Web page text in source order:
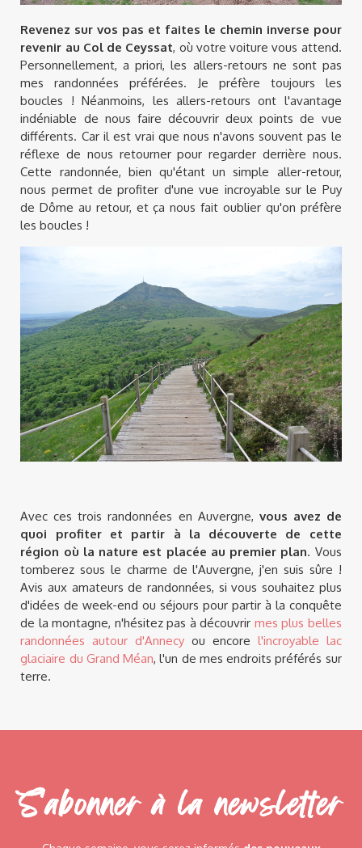
Revenez sur vos pas et faites le chemin inverse pour
revenir au Col de Ceyssat, où votre voiture vous attend.
Personnellement, a priori, les allers-retours ne sont pas
mes randonnées préférées. Je préfère toujours les
boucles ! Néanmoins, les allers-retours ont l'avantage
indéniable de nous faire découvrir deux points de vue
différents. Car il est vrai que nous n'avons souvent pas le
réflexe de nous retourner pour regarder derrière nous.
Cette randonnée, bien qu'étant un simple aller-retour,
nous permet de profiter d'une vue incroyable sur le Puy
de Dôme au retour, et ça nous fait oublier qu'on préfère
les boucles !
Avec ces trois randonnées en Auvergne, vous avez de
quoi profiter et partir à la découverte de cette
région où la nature est placée au premier plan. Vous
tomberez sous le charme de l'Auvergne, j'en suis sûre !
Avis aux amateurs de randonnées, si vous souhaitez plus
d'idées de week-end ou séjours pour partir à la conquête
de la montagne, n'hésitez pas à découvrir mes plus belles
randonnées autour d'Annecy ou encore l'incroyable lac
glaciaire du Grand Méan, l'un de mes endroits préférés sur
terre.
S'abonner à la newsletter